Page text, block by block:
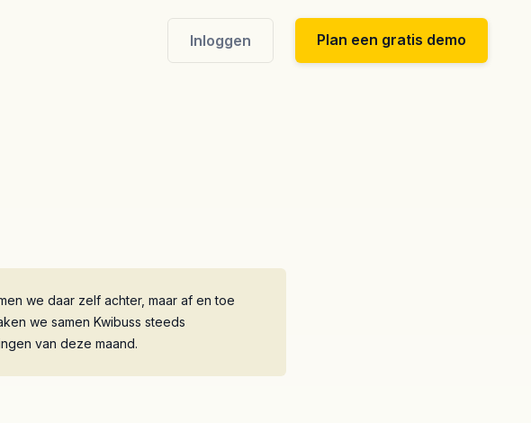
Inloggen Plan een gratis demo
we daar zelf achter, maar af en toe
we samen Kwibuss steeds
van deze maand.